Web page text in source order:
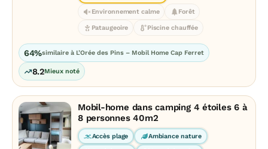
Environnement calme Forêt
Pataugeoire Piscine chauffée
64%similaire à L’Orée des Pins – Mobil Home Cap Ferret
8.2Mieux noté
Mobil-home dans camping 4 étoiles 6 à
8 personnes 40m2
Accès plage Ambiance nature